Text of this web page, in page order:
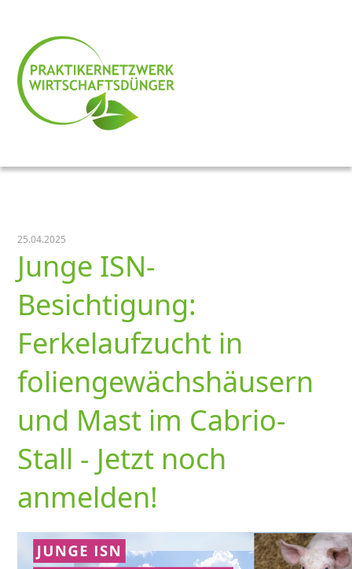
25.04.2025
Junge ISN-
Besichtigung:
Ferkelaufzucht in
foliengewächshäusern
und Mast im Cabrio-
Stall - Jetzt noch
anmelden!